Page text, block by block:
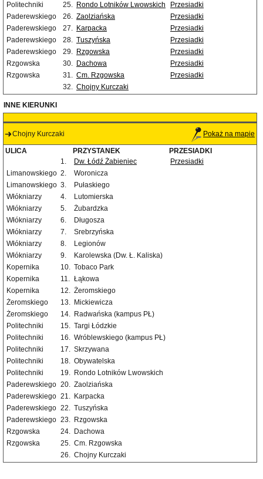
Politechniki
25. Rondo Lotników Lwowskich
Przesiadki
Paderewskiego
26. Zaolziańska
Przesiadki
Paderewskiego
27. Karpacka
Przesiadki
Paderewskiego
28. Tuszyńska
Przesiadki
Paderewskiego
29. Rzgowska
Przesiadki
Rzgowska
30. Dachowa
Przesiadki
Rzgowska
31. Cm. Rzgowska
Przesiadki
32. Chojny Kurczaki
INNE KIERUNKI
Chojny Kurczaki Pokaż na mapie
ULICA PRZYSTANEK
PRZESIADKI
1.
Dw. Łódź Żabieniec
Przesiadki
Limanowskiego 2.
Woronicza
Limanowskiego 3.
Pułaskiego
Włókniarzy
4.
Lutomierska
Włókniarzy
5.
Żubardzka
Włókniarzy
6.
Długosza
Włókniarzy
7.
Srebrzyńska
Włókniarzy
8.
Legionów
Włókniarzy
9.
Karolewska (Dw. Ł. Kaliska)
Kopernika
10. Tobaco Park
Kopernika
11. Łąkowa
Kopernika
12. Żeromskiego
Żeromskiego
13. Mickiewicza
Żeromskiego
14. Radwańska (kampus PŁ)
Politechniki
15. Targi Łódzkie
Politechniki
16. Wróblewskiego (kampus PŁ)
Politechniki
17. Skrzywana
Politechniki
18. Obywatelska
Politechniki
19. Rondo Lotników Lwowskich
Paderewskiego 20. Zaolziańska
Paderewskiego 21. Karpacka
Paderewskiego 22. Tuszyńska
Paderewskiego 23. Rzgowska
Rzgowska
24. Dachowa
Rzgowska
25. Cm. Rzgowska
26. Chojny Kurczaki